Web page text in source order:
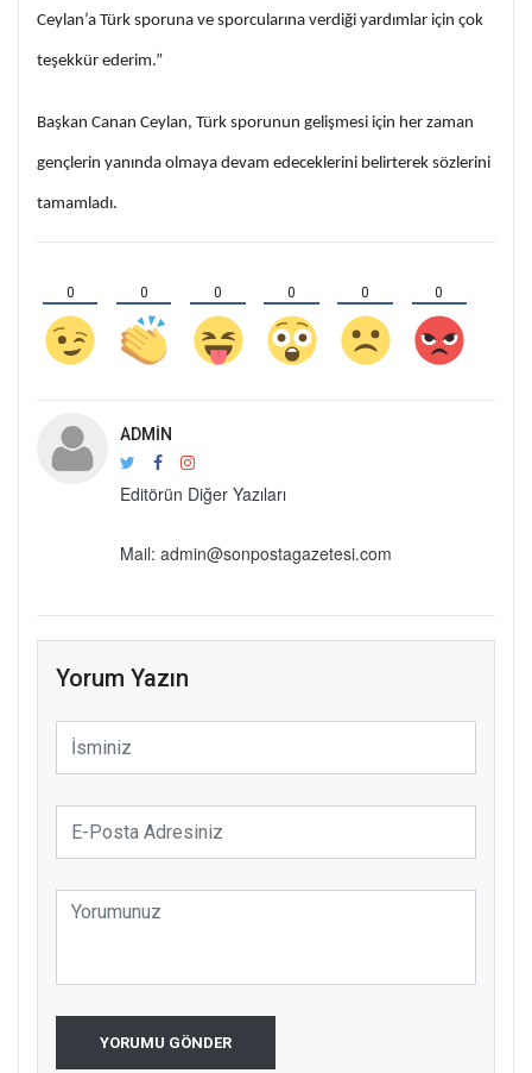
Ceylan’a Türk sporuna ve sporcularına verdiği yardımlar için çok
teşekkür ederim.”
Başkan Canan Ceylan, Türk sporunun gelişmesi için her zaman
gençlerin yanında olmaya devam edeceklerini belirterek sözlerini
tamamladı.
0 0 0 0 0 0
ADMIN
Editörün Diğer Yazıları
Mail: admin@sonpostagazetesi.com
Yorum Yazın
YORUMU GÖNDER